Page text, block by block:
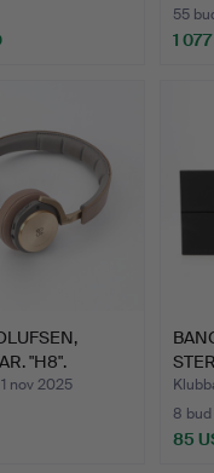
55
1
"H8".
nov 2025
Fjär…
8 bud
85